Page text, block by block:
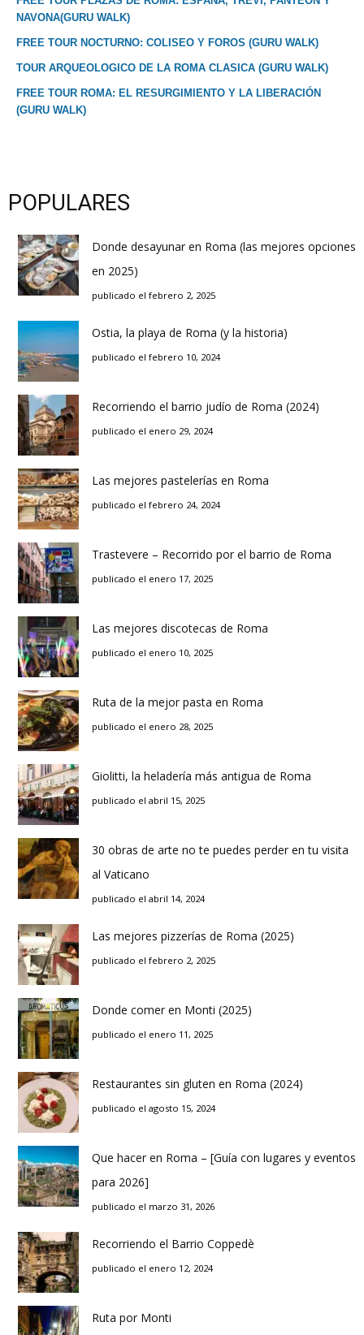
NAVONA(GURU WALK)
FREE TOUR NOCTURNO: COLISEO Y FOROS (GURU WALK)
TOUR ARQUEOLOGICO DE LA ROMA CLASICA (GURU WALK)
FREE TOUR ROMA: EL RESURGIMIENTO Y LA LIBERACIÓN
(GURU WALK)
POPULARES
Donde desayunar en Roma (las mejores opciones
en 2025)
publicado el febrero 2, 2025
Ostia, la playa de Roma (y la historia)
publicado el febrero 10, 2024
Recorriendo el barrio judío de Roma (2024)
publicado el enero 29, 2024
Las mejores pastelerías en Roma
publicado el febrero 24, 2024
Trastevere – Recorrido por el barrio de Roma
publicado el enero 17, 2025
Las mejores discotecas de Roma
publicado el enero 10, 2025
Ruta de la mejor pasta en Roma
publicado el enero 28, 2025
Giolitti, la heladería más antigua de Roma
publicado el abril 15, 2025
30 obras de arte no te puedes perder en tu visita
al Vaticano
publicado el abril 14, 2024
Las mejores pizzerías de Roma (2025)
publicado el febrero 2, 2025
Donde comer en Monti (2025)
publicado el enero 11, 2025
Restaurantes sin gluten en Roma (2024)
publicado el agosto 15, 2024
Que hacer en Roma – [Guía con lugares y eventos
para 2026]
publicado el marzo 31, 2026
Recorriendo el Barrio Coppedè
publicado el enero 12, 2024
Ruta por Monti